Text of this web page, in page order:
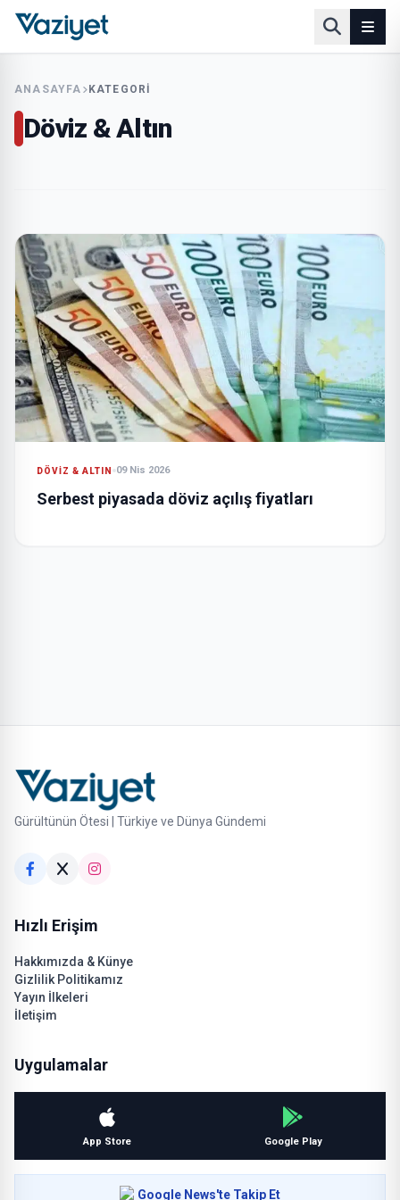
ANASAYFA KATEGORI
Döviz & Altın
DÖVIZ & ALTIN 09 Nis 2026
Serbest piyasada döviz açılış fiyatları
Gürültünün Ötesi | Türkiye ve Dünya Gündemi
Hızlı Erişim
Hakkımızda & Künye
Gizlilik Politikamız
Yayın İlkeleri
İletişim
Uygulamalar
App Store Google Play
Google News'te Takip Et